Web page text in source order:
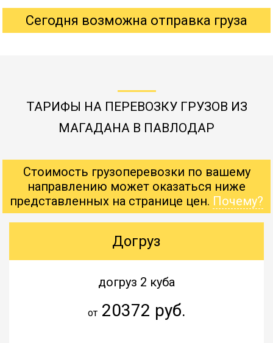
Сегодня возможна отправка груза
ТАРИФЫ НА ПЕРЕВОЗКУ ГРУЗОВ ИЗ
МАГАДАНА В ПАВЛОДАР
Стоимость грузоперевозки по вашему
направлению может оказаться ниже
представленных на странице цен. Почему?
Догруз
догруз 2 куба
от20372 руб.